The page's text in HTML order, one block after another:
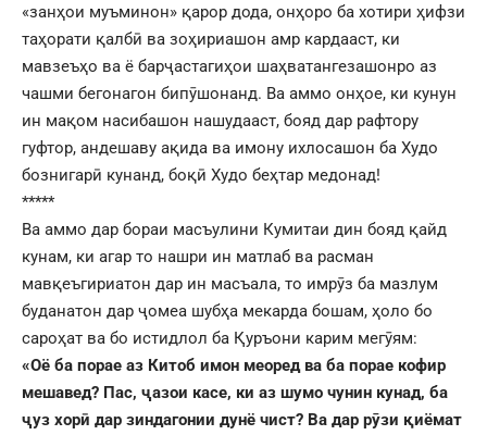
«занҳои муъминон» қарор дода, онҳоро ба хотири ҳифзи
таҳорати қалбӣ ва зоҳириашон амр кардааст, ки
мавзеъҳо ва ё барҷастагиҳои шаҳватангезашонро аз
чашми бегонагон бипӯшонанд. Ва аммо онҳое, ки кунун
ин мақом насибашон нашудааст, бояд дар рафтору
гуфтор, андешаву ақида ва имону ихлосашон ба Худо
бознигарӣ кунанд, боқӣ Худо беҳтар медонад!
*****
Ва аммо дар бораи масъулини Кумитаи дин бояд қайд
кунам, ки агар то нашри ин матлаб ва расман
мавқеъгириатон дар ин масъала, то имрӯз ба мазлум
буданатон дар ҷомеа шубҳа мекарда бошам, ҳоло бо
сароҳат ва бо истидлол ба Қуръони карим мегӯям:
«Оё ба порае аз Китоб имон меоред ва ба порае кофир
мешавед? Пас, ҷазои касе, ки аз шумо чунин кунад, ба
ҷуз хорӣ дар зиндагонии дунё чист? Ва дар рӯзи қиёмат